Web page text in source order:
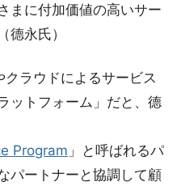
まに付加価値の高いサー
德永氏）
ラウドによるサービス
ットフォーム」だと、德
Program 」と呼ばれるパ
パートナーと協調して顧